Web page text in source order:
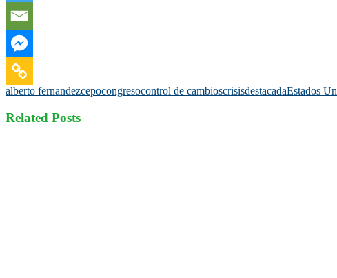
alberto fernandezcepocongresocontrol de cambioscrisisdestacadaEstados
Related Posts